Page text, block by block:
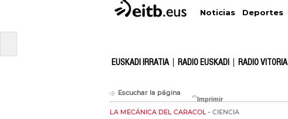
Noticias Deportes
EUSKADI IRRATIA RADIO EUSKADI RADIO VITORIA
Escuchar la página
LA MECÁNICA DEL CARACOL CIENCIA